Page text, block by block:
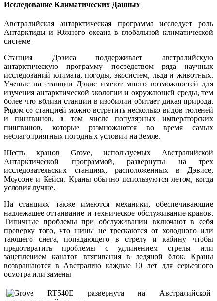
Исследование Климатических Данных
Австралийская антарктическая программа исследует роль
Антарктиды и Южного океана в глобальной климатической
системе.
Станция Дэвиса поддерживает австралийскую
антарктическую программу посредством ряда научных
исследований климата, погоды, экосистем, льда и животных.
Ученые на станции Дэвис имеют много возможностей для
изучения антарктической экологии и окружающей среды, тем
более что вблизи станции в изобилии обитает дикая природа.
Рядом со станцией можно встретить несколько видов тюленей
и пингвинов, в том числе популярных императорских
пингвинов, которые размножаются во время самых
неблагоприятных погодных условий на Земле.
Шесть кранов Grove, используемых Австралийской
Антарктической программой, развернуты на трех
исследовательских станциях, расположенных в Дэвисе,
Моусоне и Кейси. Краны обычно используются летом, когда
условия лучше.
На станциях также имеются механики, обеспечивающие
надлежащее оттаивание и техническое обслуживание кранов.
Типичные проблемы при обслуживании включают в себя
проверку того, что шины не трескаются от холодного или
тающего снега, попадающего в стрелу и кабину, чтобы
предотвратить проблемы с удлинением стрелы или
зацеплением канатов втягивания в ледяной блок. Краны
возвращаются в Австралию каждые 10 лет для серьезного
осмотра или замены